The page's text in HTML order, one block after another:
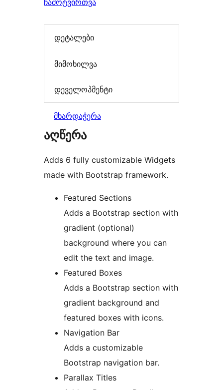
ჩამოტვირთვა
დეტალები
მიმოხილვა
დეველოპმენტი
მხარდაჭერა
აღწერა
Adds 6 fully customizable Widgets
made with Bootstrap framework.
Featured Sections
Adds a Bootstrap section with
gradient (optional)
background where you can
edit the text and image.
Featured Boxes
Adds a Bootstrap section with
gradient background and
featured boxes with icons.
Navigation Bar
Adds a customizable
Bootstrap navigation bar.
Parallax Titles